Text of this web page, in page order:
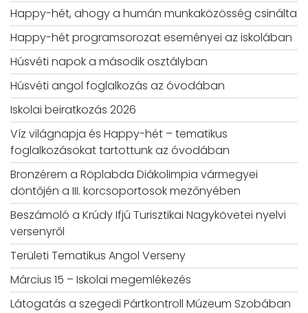
Happy-hét, ahogy a humán munkaközösség csinálta
Happy-hét programsorozat eseményei az iskolában
Húsvéti napok a második osztályban
Húsvéti angol foglalkozás az óvodában
Iskolai beiratkozás 2026
Víz világnapja és Happy-hét – tematikus
foglalkozásokat tartottunk az óvodában
Bronzérem a Röplabda Diákolimpia vármegyei
döntőjén a III. korcsoportosok mezőnyében
Beszámoló a Krúdy Ifjú Turisztikai Nagykövetei nyelvi
versenyről
Területi Tematikus Angol Verseny
Március 15 – Iskolai megemlékezés
Látogatás a szegedi Pártkontroll Múzeum Szobában